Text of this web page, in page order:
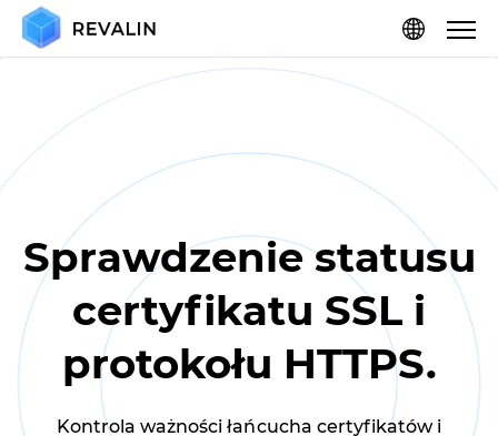
Sprawdzenie statusu
certyfikatu SSL i
protokołu HTTPS.
Kontrola ważności łańcucha certyfikatów i